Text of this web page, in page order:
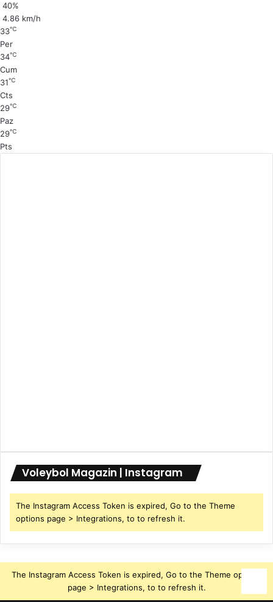
40%
4.86 km/h
33℃
Per
34℃
Cum
31℃
Cts
29℃
Paz
29℃
Pts
Voleybol Magazin | Instagram
The Instagram Access Token is expired, Go to the Theme
options page > Integrations, to to refresh it.
The Instagram Access Token is expired, Go to the Theme options
page > Integrations, to to refresh it.